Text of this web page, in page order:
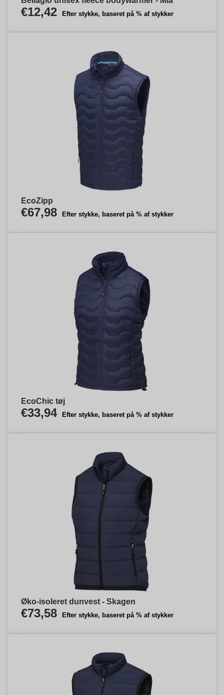
€12,42 Efter stykke, baseret på % af stykker
EcoZipp
€67,98 Efter stykke, baseret på % af stykker
EcoChic tøj
€33,94 Efter stykke, baseret på % af stykker
Øko-isoleret dunvest - Skagen
€73,58 Efter stykke, baseret på % af stykker